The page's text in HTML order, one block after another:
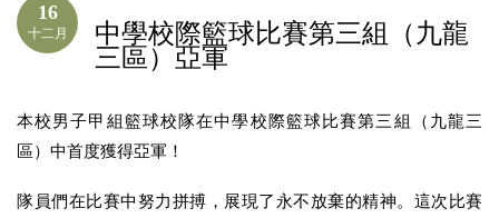
16
十二月 中學校際籃球比賽第三組（九龍
三區）亞軍
本校男子甲組籃球校隊在中學校際籃球比賽第三組（九龍三
區）中首度獲得亞軍！
隊員們在比賽中努力拼搏，展現了永不放棄的精神。這次比賽